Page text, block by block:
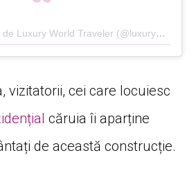
O postare distribuită de Luxury World Traveler (@luxuryworldtraveler)
vizitatorii, cei care locuiesc
căruia îi aparține
de această construcție.